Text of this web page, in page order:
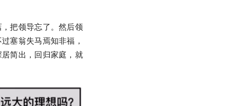
把领导忘了。然后领
塞翁失马焉知非福，
简出，回归家庭，就